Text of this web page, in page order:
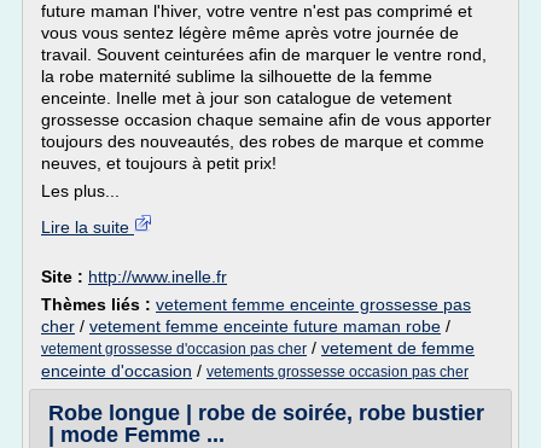
future maman l'hiver, votre ventre n'est pas comprimé et
vous vous sentez légère même après votre journée de
travail. Souvent ceinturées afin de marquer le ventre rond,
la robe maternité sublime la silhouette de la femme
enceinte. Inelle met à jour son catalogue de vetement
grossesse occasion chaque semaine afin de vous apporter
toujours des nouveautés, des robes de marque et comme
neuves, et toujours à petit prix!
Les plus...
Lire la suite
Site : http://www.inelle.fr
Thèmes liés : vetement femme enceinte grossesse pas
cher / vetement femme enceinte future maman robe /
vetement grossesse d'occasion pas cher / vetement de femme
enceinte d'occasion / vetements grossesse occasion pas cher
Robe longue | robe de soirée, robe bustier
| mode Femme ...